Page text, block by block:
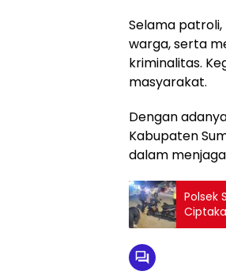
Selama
warga, serta
kriminalitas.
masyarakat.
Dengan
Kabupaten
dalam
Polsek